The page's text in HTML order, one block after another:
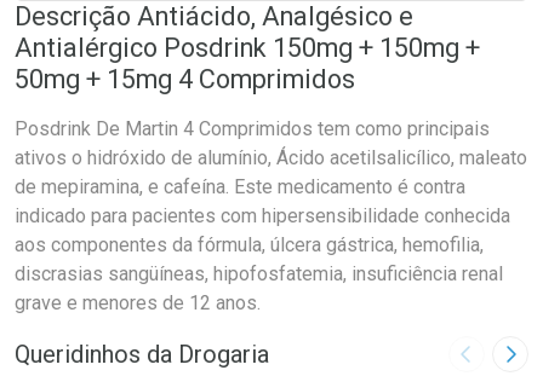
Descrição Antiácido, Analgésico e
Antialérgico Posdrink 150mg + 150mg +
50mg + 15mg 4 Comprimidos
Posdrink De Martin 4 Comprimidos tem como principais
ativos o hidróxido de alumínio, Ácido acetilsalicílico, maleato
de mepiramina, e cafeína. Este medicamento é contra
indicado para pacientes com hipersensibilidade conhecida
aos componentes da fórmula, úlcera gástrica, hemofilia,
discrasias sangüíneas, hipofosfatemia, insuficiência renal
grave e menores de 12 anos.
Queridinhos da Drogaria Imagem